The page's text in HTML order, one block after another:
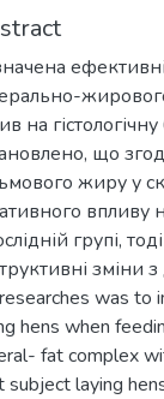
на
що
жиру у
впливу
групі,
зміни
was to
hens when
fat complex
subject laying